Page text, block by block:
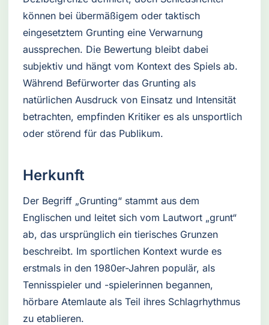
können bei übermäßigem oder taktisch
eingesetztem Grunting eine Verwarnung
aussprechen. Die Bewertung bleibt dabei
subjektiv und hängt vom Kontext des Spiels ab.
Während Befürworter das Grunting als
natürlichen Ausdruck von Einsatz und Intensität
betrachten, empfinden Kritiker es als unsportlich
oder störend für das Publikum.
Herkunft
Der Begriff „Grunting“ stammt aus dem
Englischen und leitet sich vom Lautwort „grunt“
ab, das ursprünglich ein tierisches Grunzen
beschreibt. Im sportlichen Kontext wurde es
erstmals in den 1980er-Jahren populär, als
Tennisspieler und -spielerinnen begannen,
hörbare Atemlaute als Teil ihres Schlagrhythmus
zu etablieren.